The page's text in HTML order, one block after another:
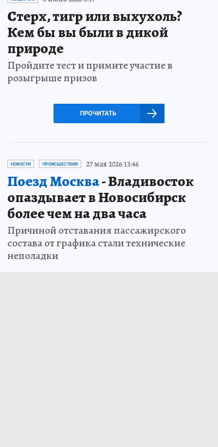
Стерх, тигр или выхухоль?
Кем бы вы были в дикой
природе
Пройдите тест и примите участие в
розыгрыше призов
ПРОЧИТАТЬ
НОВОСТИ ПРОИСШЕСТВИЯ 27 мая 2026 13:46
Поезд Москва- Владивосток
опаздывает в Новосибирск
более чем на два часа
Причиной отставания пассажирского
состава от графика стали технические
неполадки